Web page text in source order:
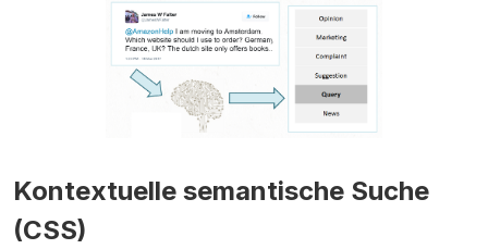
Kontextuelle semantische Suche
(CSS)